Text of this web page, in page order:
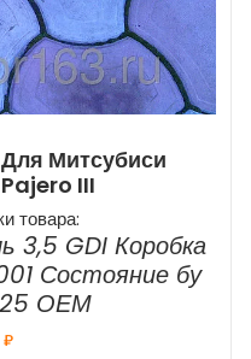
Митсубиси
III
товара:
3,5 GDI Коробка
Состояние бу
ОЕМ
₽